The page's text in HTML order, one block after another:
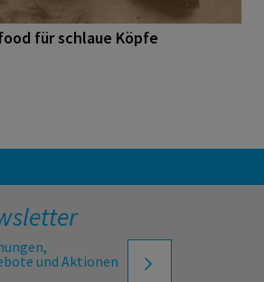
für schlaue Köpfe
und Aktionen